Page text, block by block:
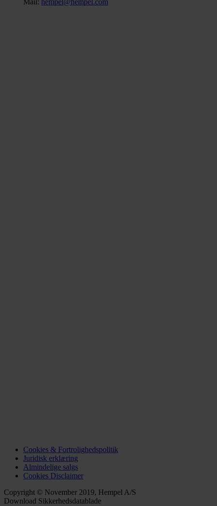
Mail: hempel@hempel.com
Cookies & Fortrolighedspolitik
Juridisk erklæring
Almindelige salgs
Cookies Disclaimer
Copyright © November 2019, Hempel A/S
Download Sikkerhedsdatablade